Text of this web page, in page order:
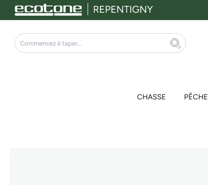
Aller
au
contenu
Rechercher
CHASSE PÊCHE